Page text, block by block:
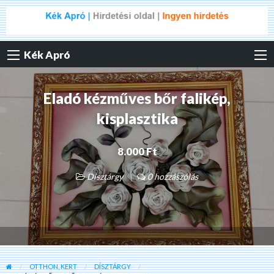
Kék Apró
Eladó kézműves bőr falikép,
kisplasztika
8.000 Ft
Dísztárgy 0 hozzászólás
OTTHON, KERT
DÍSZTÁRGY